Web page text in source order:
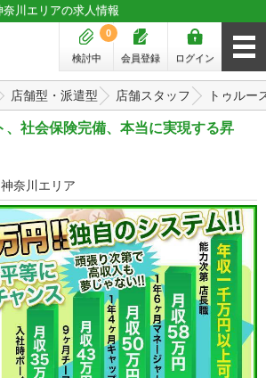
川エリアの求人情報
ログイン
会員登録
検討中
0
店舗型・派遣型 店舗スタッフ トゥル
、社会保険完備、本当に実現する昇
奈川エリア